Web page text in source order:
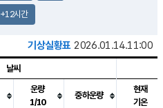
+12시간
기상실황표 2026.01.14.11:00
날씨
운량
1/10
중하운량
현재
기온